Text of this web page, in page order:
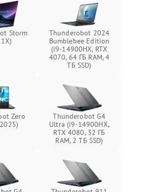
Подробнее →
2500 ₽ Подробнее →
Storm
Thunderobot 2024
Bumblebee Edition
(i9-14900HX, RTX
4070, 64 ГБ RAM, 4
ТБ SSD)
Zero
Thunderobot G4
Ultra (i9-14900HX,
RTX 4080, 32 ГБ
RAM, 2 ТБ SSD)